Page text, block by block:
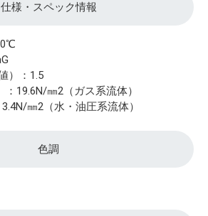
仕様・スペック情報
）：1.5
19.6N/㎜2（ガス系流体）
・油圧系流体）
色調